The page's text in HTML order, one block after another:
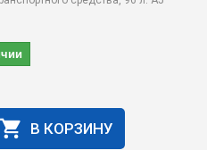
В КОРЗИНУ